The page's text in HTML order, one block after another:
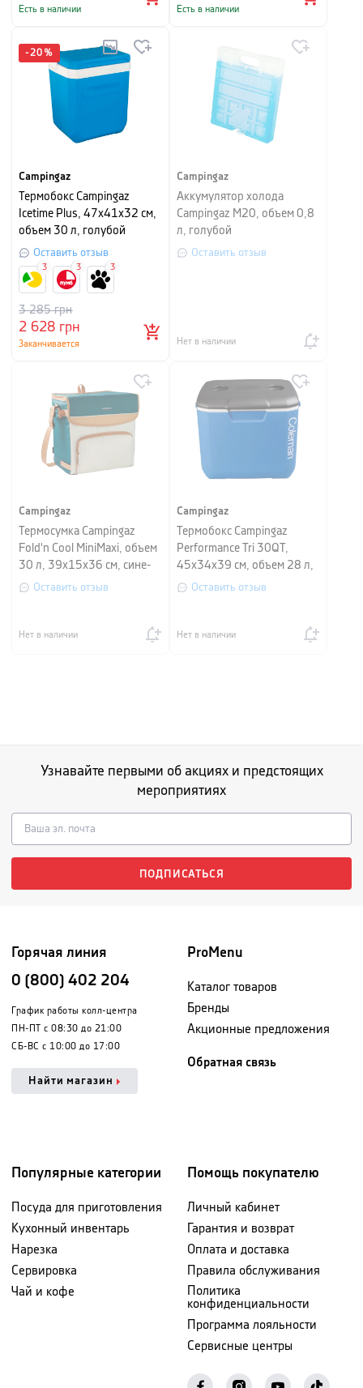
Есть в наличии Есть в наличии
-20 %
Campingaz
Термобокс Campingaz
Icetime Plus, 47х41х32 см,
объем 30 л, голубой
Оставить отзыв
2 628 грн
3 285грн
Заканчивается
3 3 3
Campingaz
Аккумулятор холода
Campingaz M20, объем 0,8
л, голубой
Оставить отзыв
Нет в наличии
Campingaz
Термосумка Campingaz
Fold'n Cool MiniMaxi, объем
30 л, 39х15х36 см, сине-
бежевый
Оставить отзыв
Нет в наличии
Campingaz
Термобокс Campingaz
Performance Tri 30QT,
45х34х39 см, объем 28 л,
синийОставить отзыв
Нет в наличии
Узнавайте первыми об акциях и предстоящих
мероприятиях
ПОДПИСАТЬСЯ
Горячая линия
0 (800) 402 204
График работы колл-центра
ПН-ПТ с 08:30 до 21:00
СБ-ВС с 10:00 до 17:00
Найти магазин
ProMenu
Каталог товаров
Бренды
Акционные предложения
Обратная связь
Популярные категории
Посуда для приготовления
Кухонный инвентарь
Нарезка
Сервировка
Чай и кофе
Помощь покупателю
Личный кабинет
Гарантия и возврат
Оплата и доставка
Правила обслуживания
Политика
конфиденциальности
Программа лояльности
Сервисные центры